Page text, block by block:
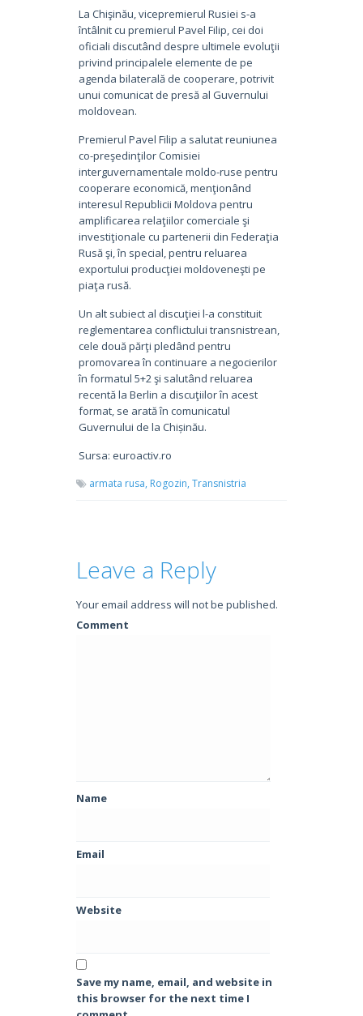
La Chişinău, vicepremierul Rusiei s-a
întâlnit cu premierul Pavel Filip, cei doi
oficiali discutând despre ultimele evoluţii
privind principalele elemente de pe
agenda bilaterală de cooperare, potrivit
unui comunicat de presă al Guvernului
moldovean.
Premierul Pavel Filip a salutat reuniunea
co-preşedinţilor Comisiei
interguvernamentale moldo-ruse pentru
cooperare economică, menţionând
interesul Republicii Moldova pentru
amplificarea relaţiilor comerciale şi
investiţionale cu partenerii din Federaţia
Rusă şi, în special, pentru reluarea
exportului producţiei moldoveneşti pe
piaţa rusă.
Un alt subiect al discuţiei l-a constituit
reglementarea conflictului transnistrean,
cele două părţi pledând pentru
promovarea în continuare a negocierilor
în formatul 5+2 şi salutând reluarea
recentă la Berlin a discuţiilor în acest
format, se arată în comunicatul
Guvernului de la Chișinău.
Sursa: euroactiv.ro
armata rusa, Rogozin, Transnistria
Leave a Reply
Your email address will not be published.
Comment
Name
Email
Website
Save my name, email, and website in
this browser for the next time I